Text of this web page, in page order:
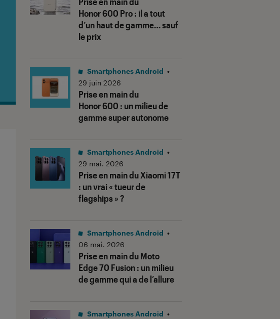
Honor 600 Pro : il a tout
d’un haut de gamme… sauf
le prix
Prise en main du
Honor 600 : un milieu de
gamme super autonome
Smartphones Android •
29 juin 2026
Prise en main du Xiaomi 17T
: un vrai « tueur de
flagships » ?
Smartphones Android •
29 mai. 2026
Prise en main du Moto
Edge 70 Fusion : un milieu
de gamme qui a de l’allure
Smartphones Android •
06 mai. 2026
Smartphones Android •